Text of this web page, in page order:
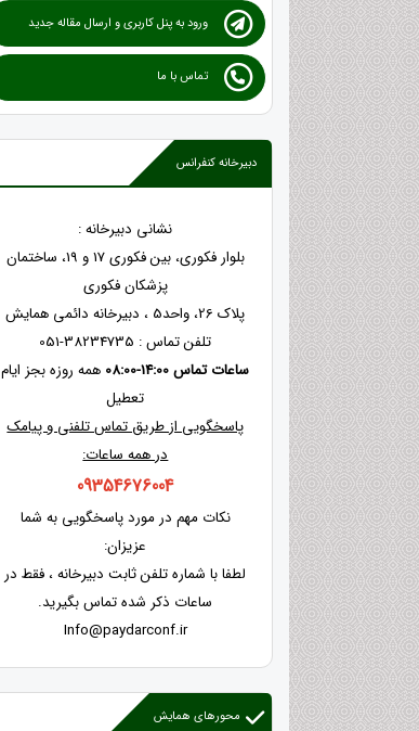
ورود به پنل کاربری و ارسال مقاله جدید
تماس با ما
دبیرخانه کنفرانس
نشانی دبیرخانه :
بلوار فکوری، بین فکوری 17 و 19، ساختمان
پزشکان فکوری
پلاک 26، واحد5 ، دبیرخانه دائمی همایش
تلفن تماس : 38234735-051
ساعات تماس 14:00-08:00
همه روزه بجز ایام
تعطیل
پاسخگویی از طریق تماس تلفنی و پیامک
در همه ساعات:
09354676004
نکات مهم در مورد پاسخگویی به شما
عزیزان:
لطفا با شماره تلفن ثابت دبیرخانه ، فقط در
ساعات ذکر شده تماس بگیرید.
Info@paydarconf.ir
محورهای همایش